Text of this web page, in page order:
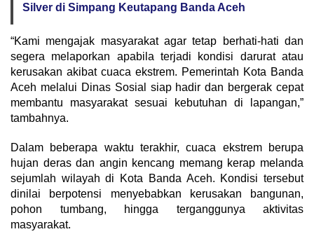
Silver di Simpang Keutapang Banda Aceh
“Kami mengajak masyarakat agar tetap berhati-hati dan
segera melaporkan apabila terjadi kondisi darurat atau
kerusakan akibat cuaca ekstrem. Pemerintah Kota Banda
Aceh melalui Dinas Sosial siap hadir dan bergerak cepat
membantu masyarakat sesuai kebutuhan di lapangan,”
tambahnya.
Dalam beberapa waktu terakhir, cuaca ekstrem berupa
hujan deras dan angin kencang memang kerap melanda
sejumlah wilayah di Kota Banda Aceh. Kondisi tersebut
dinilai berpotensi menyebabkan kerusakan bangunan,
pohon tumbang, hingga terganggunya aktivitas
masyarakat.